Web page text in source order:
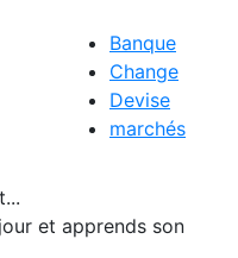
Banque
Change
Devise
marchés
et apprends son